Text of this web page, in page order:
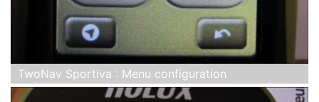
TwoNav Sportiva : Menu configuration